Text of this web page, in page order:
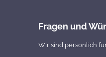
Fragen und
Wir sind persönlich